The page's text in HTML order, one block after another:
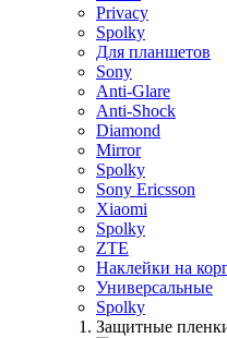
Privacy
Spolky
Для планшетов
Sony
Anti-Glare
Anti-Shock
Diamond
Mirror
Spolky
Sony Ericsson
Xiaomi
Spolky
ZTE
Наклейки на
Универсальные
Spolky
Защитные